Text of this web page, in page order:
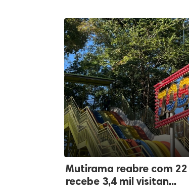
Mutirama reabre com
recebe 3,4 mil visitan...